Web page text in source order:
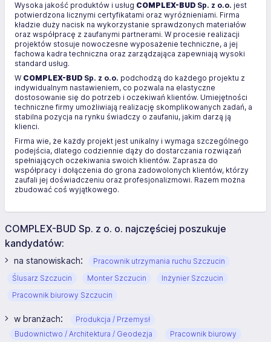
Wysoka jakość produktów i usług COMPLEX-BUD Sp. z o.o. jest
potwierdzona licznymi certyfikatami oraz wyróżnieniami. Firma
kładzie duży nacisk na wykorzystanie sprawdzonych materiałów
oraz współpracę z zaufanymi partnerami. W procesie realizacji
projektów stosuje nowoczesne wyposażenie techniczne, a jej
fachowa kadra techniczna oraz zarządzająca zapewniają wysoki
standard usług.
W COMPLEX-BUD Sp. z o.o. podchodzą do każdego projektu z
indywidualnym nastawieniem, co pozwala na elastyczne
dostosowanie się do potrzeb i oczekiwań klientów. Umiejętności
techniczne firmy umożliwiają realizację skomplikowanych zadań, a
stabilna pozycja na rynku świadczy o zaufaniu, jakim darzą ją
klienci.
Firma wie, że każdy projekt jest unikalny i wymaga szczególnego
podejścia, dlatego codziennie dąży do dostarczania rozwiązań
spełniających oczekiwania swoich klientów. Zaprasza do
współpracy i dołączenia do grona zadowolonych klientów, którzy
zaufali jej doświadczeniu oraz profesjonalizmowi. Razem można
zbudować coś wyjątkowego.
COMPLEX-BUD Sp. z o. o. najczęściej poszukuje
kandydatów:
na stanowiskach:
Pracownik utrzymania ruchu Szczucin
Ślusarz Szczucin
Monter Szczucin
Inżynier Szczucin
Pracownik biurowy Szczucin
w branżach:
Produkcja / Przemysł
Budownictwo / Architektura / Geodezja
Pracownik biurowy